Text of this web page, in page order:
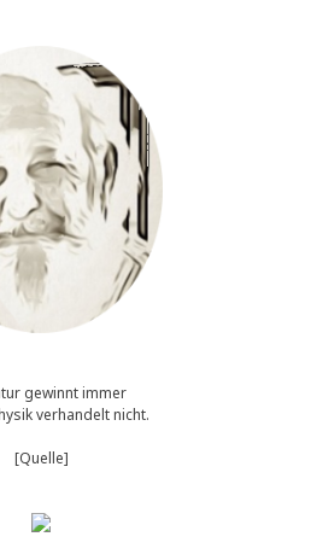
gewinnt immer
verhandelt nicht.
[Quelle]